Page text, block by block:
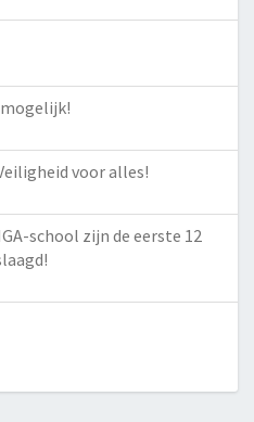
voor alles!
school zijn de eerste 12